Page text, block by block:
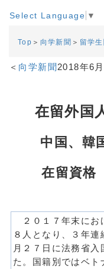
Select Language ▼
Top ＞ 向学新聞 ＞ 留学
＜ 向学新聞2018年6
在留外国
中国、韓
在留資格
２０１７年末にお
８人となり、３年
月２７日に法務省
た。国籍別ではベト